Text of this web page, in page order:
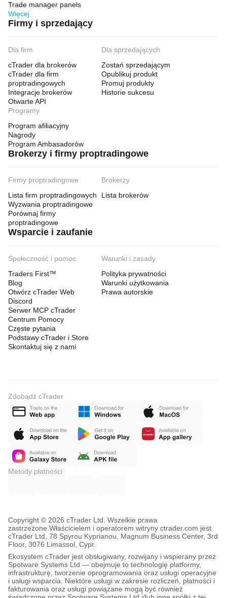
Trade manager panels
Więcej
Firmy i sprzedający
Dla firm
cTrader dla brokerów
cTrader dla firm
proptradingowych
Integracje brokerów
Otwarte API
Dla sprzedających
Zostań sprzedającym
Opublikuj produkt
Promuj produkty
Historie sukcesu
Programy
Program afiliacyjny
Nagrody
Program Ambasadorów
Brokerzy i firmy proptradingowe
Firmy proptradingowe
Lista firm proptradingowych
Wyzwania proptradingowe
Porównaj firmy
proptradingowe
Brokerzy
Lista brokerów
Wsparcie i zaufanie
Społeczność i pomoc
Traders First™
Blog
Otwórz cTrader Web
Discord
Serwer MCP cTrader
Centrum Pomocy
Częste pytania
Podstawy cTrader i Store
Skontaktuj się z nami
Warunki i zasady
Polityka prywatności
Warunki użytkowania
Prawa autorskie
Zdobądź cTrader
Metody płatności
Copyright © 2026 cTrader Ltd. Wszelkie prawa
zastrzeżone. Właścicielem i operatorem witryny ctrader.com jest
cTrader Ltd, 78 Spyrou Kyprianou, Magnum Business Center, 3rd
Floor, 3076 Limassol, Cypr.
Ekosystem cTrader jest obsługiwany, rozwijany i wspierany przez
Spotware Systems Ltd — obejmuje to technologię platformy,
infrastrukturę, tworzenie oprogramowania oraz usługi operacyjne
i usługi wsparcia. Niektóre usługi w zakresie rozliczeń, płatności i
fakturowania oraz usługi powiązane mogą być również